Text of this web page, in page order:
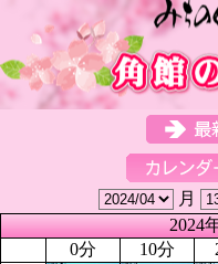
月
2024
0分
10分